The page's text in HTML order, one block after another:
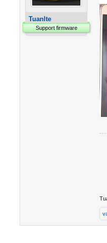
Tuanlte
Support firmware